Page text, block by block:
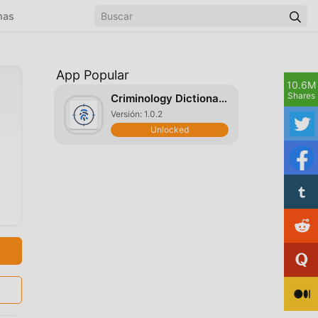
App Popular
Criminology Dictionary
Versión: 1.0.2
Unlocked
10.6M
Shares